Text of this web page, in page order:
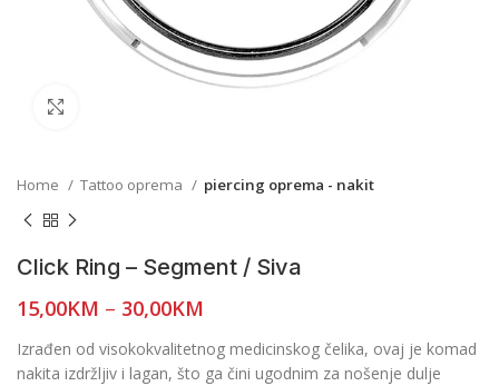
Home Tattoo oprema piercing oprema - nakit
Click Ring – Segment / Siva
15,00KM – 30,00KM
Izrađen od visokokvalitetnog medicinskog čelika, ovaj je komad
nakita izdržljiv i lagan, što ga čini ugodnim za nošenje dulje